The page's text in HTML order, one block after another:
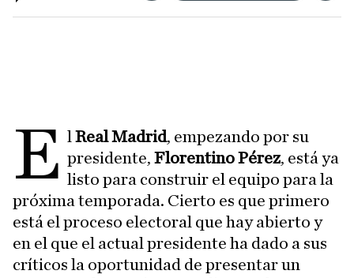
E l Real Madrid, empezando por su
presidente,Florentino Pérez, está ya
listo para construir el equipo para la
próxima temporada. Cierto es que primero
está el proceso electoral que hay abierto y
en el que el actual presidente ha dado a sus
críticos la oportunidad de presentar un